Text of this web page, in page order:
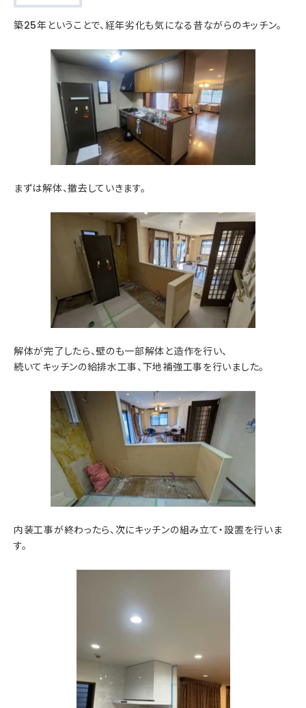
築25年ということで、経年劣化も気になる昔ながらのキッチン。
まずは解体、撤去していきます。
解体が完了したら、壁のも一部解体と造作を行い、
続いてキッチンの給排水工事、下地補強工事を行いました。
内装工事が終わったら、次にキッチンの組み立て・設置を行いま
す。